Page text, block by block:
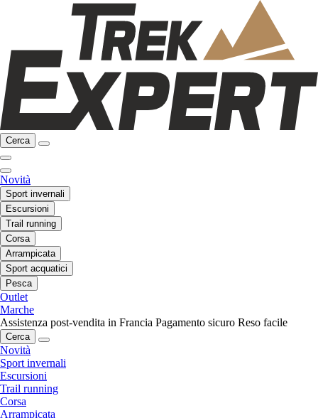
Cerca
Novità
Sport invernali
Escursioni
Trail running
Corsa
Arrampicata
Sport acquatici
Pesca
Outlet
Marche
Assistenza post-vendita in Francia Pagamento sicuro Reso facile
Cerca
Novità
Sport invernali
Escursioni
Trail running
Corsa
Arrampicata